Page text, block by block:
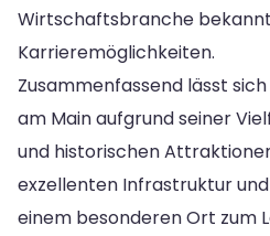
Wirtschaftsbranche
Karrieremöglichkeiten.
Zusammenfassend lässt
am Main aufgrund seiner
und historischen
exzellenten Infrastruktur
einem besonderen Ort zum